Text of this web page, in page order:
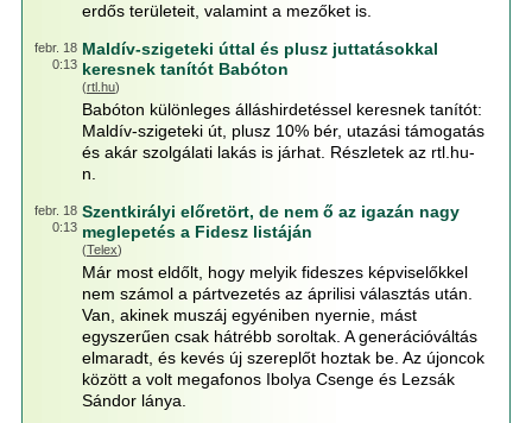
erdős területeit, valamint a mezőket is.
febr. 18
0:13
Maldív-szigeteki úttal és plusz juttatásokkal
keresnek tanítót Babóton
(rtl.hu)
Babóton különleges álláshirdetéssel keresnek tanítót:
Maldív-szigeteki út, plusz 10% bér, utazási támogatás
és akár szolgálati lakás is járhat. Részletek az rtl.hu-
n.
febr. 18
0:13
Szentkirályi előretört, de nem ő az igazán nagy
meglepetés a Fidesz listáján
(Telex)
Már most eldőlt, hogy melyik fideszes képviselőkkel
nem számol a pártvezetés az áprilisi választás után.
Van, akinek muszáj egyéniben nyernie, mást
egyszerűen csak hátrébb soroltak. A generációváltás
elmaradt, és kevés új szereplőt hoztak be. Az újoncok
között a volt megafonos Ibolya Csenge és Lezsák
Sándor lánya.